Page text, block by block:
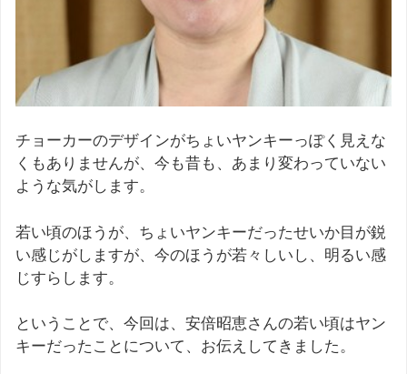
チョーカーのデザインがちょいヤンキーっぽく見えな
くもありませんが、今も昔も、あまり変わっていない
ような気がします。
若い頃のほうが、ちょいヤンキーだったせいか目が鋭
い感じがしますが、今のほうが若々しいし、明るい感
じすらします。
ということで、今回は、安倍昭恵さんの若い頃はヤン
キーだったことについて、お伝えしてきました。